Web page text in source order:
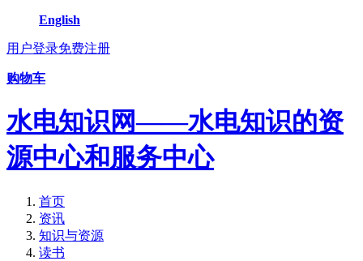
English
用户登录免费注册
购物车
水电知识网——水电知识的资
源中心和服务中心
首页
资讯
知识与资源
读书